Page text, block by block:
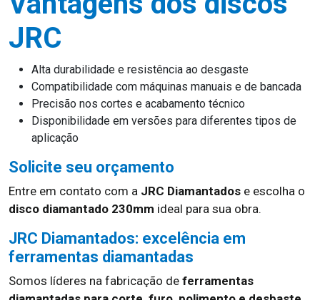
JRC
Alta durabilidade e resistência ao desgaste
Compatibilidade com máquinas manuais e de bancada
Precisão nos cortes e acabamento técnico
Disponibilidade em versões para diferentes tipos de
aplicação
Solicite seu orçamento
Entre em contato com a JRC Diamantados e escolha o
disco diamantado 230mm ideal para sua obra.
JRC Diamantados: excelência em
ferramentas diamantadas
Somos líderes na fabricação de ferramentas